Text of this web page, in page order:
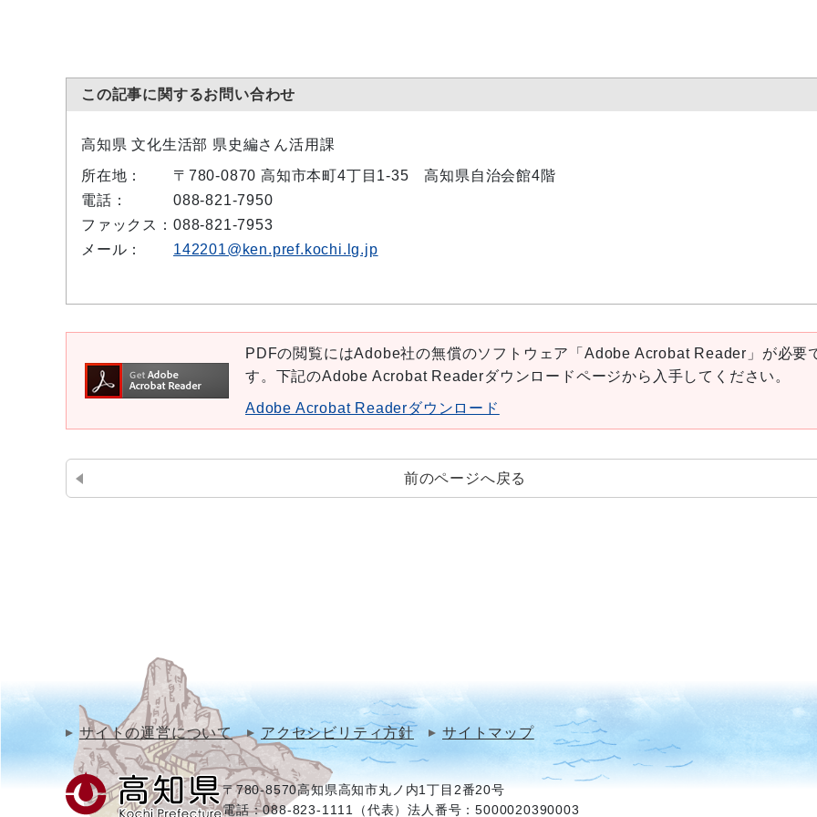
この記事に関するお問い合わせ
高知県 文化生活部 県史編さん活用課
所在地：
〒780-0870 高知市本町4丁目1-35 高知県自治会館4階
電話：
088-821-7950
ファックス： 088-821-7953
メール：
142201@ken.pref.kochi.lg.jp
PDFの閲覧にはAdobe社の無償のソフトウェア「Adobe Acrobat Reader」が必要
す。下記のAdobe Acrobat Readerダウンロードページから入手してください。
Adobe Acrobat Readerダウンロード
前のページへ戻る
サイトの運営について アクセシビリティ方針 サイトマップ
〒780-8570高知県高知市丸ノ内1丁目2番20号
電話：088-823-1111（代表）法人番号：5000020390003